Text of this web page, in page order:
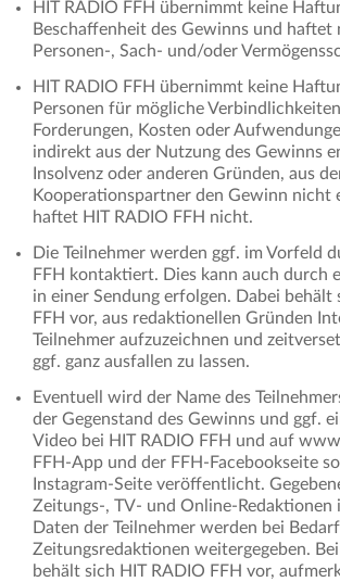
HIT RADIO FFH übernimmt keine
Beschaffenheit des Gewinns und
Personen-, Sach- und/oder
HIT RADIO FFH übernimmt keine
Personen für mögliche
Forderungen, Kosten oder
indirekt aus der Nutzung des Gewinns
Insolvenz oder anderen Gründen, aus
Kooperationspartner den Gewinn nicht
haftet HIT RADIO FFH nicht.
Die Teilnehmer werden ggf. im Vorfeld
FFH kontaktiert. Dies kann auch durch
in einer Sendung erfolgen. Dabei behält
FFH vor, aus redaktionellen Gründen
Teilnehmer aufzuzeichnen und
ggf. ganz ausfallen zu lassen.
Eventuell wird der Name des
der Gegenstand des Gewinns und ggf.
Video bei HIT RADIO FFH und auf
FFH-App und der FFH-Facebookseite
Instagram-Seite veröffentlicht.
Zeitungs-, TV- und Online-
Daten der Teilnehmer werden bei
Zeitungsredaktionen weitergegeben.
behält sich HIT RADIO FFH vor,